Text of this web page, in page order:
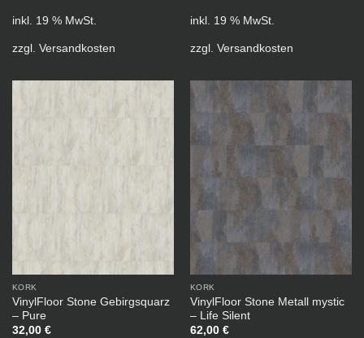
inkl. 19 % MwSt.
zzgl. Versandkosten
inkl. 19 % MwSt.
zzgl. Versandkosten
KORK
VinylFloor Stone Gebirgsquarz
– Pure
32,00 €
KORK
VinylFloor Stone Metall mystic
– Life Silent
62,00 €